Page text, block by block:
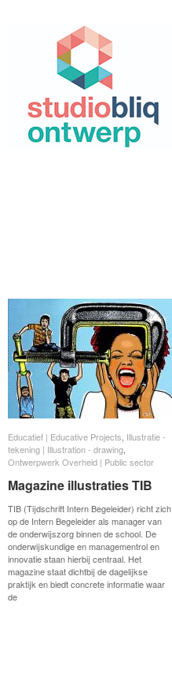
Educatief | Educative Projects Illustratie -
tekening | Illustration - drawing
Ontwerpwerk Overheid | Public sector
Magazine illustraties TIB
TIB (Tijdschrift Intern Begeleider) richt zich
op de Intern Begeleider als manager van
de onderwijszorg binnen de school. De
onderwijskundige en managementrol en
innovatie staan hierbij centraal. Het
magazine staat dichtbij de dagelijkse
praktijk en biedt concrete informatie waar
de
Educatief | Educative Projects Illustratie -
tekening | Illustration - drawing
Ontwerpwerk Overheid | Public sector
Magazine illustraties TIB